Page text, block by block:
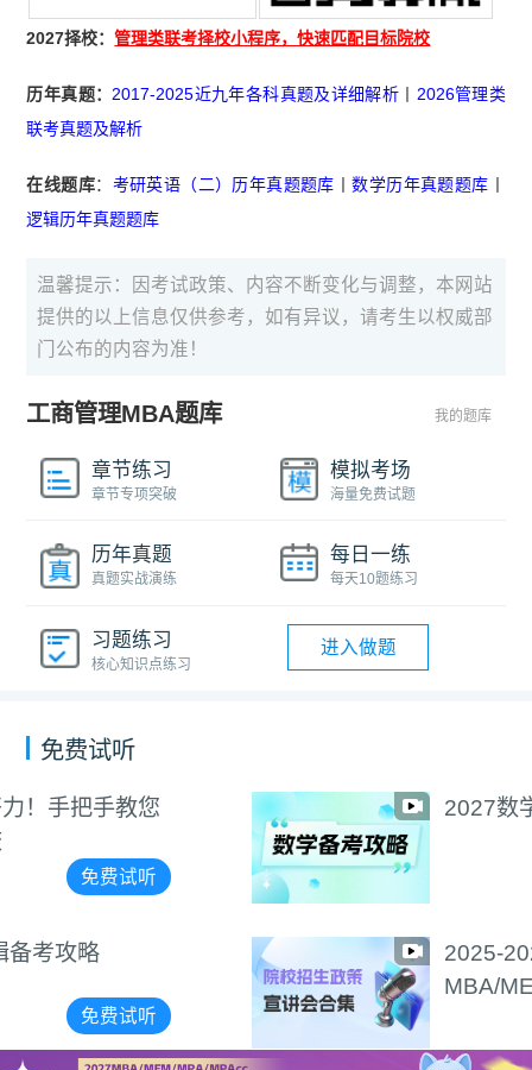
2027择校：管理类联考择校小程序，快速匹配目标院校
历年真题： 2017-2025近九年各科真题及详细解析
2026管理类
联考真题及解析
在线题库： 考研英语（二）历年真题题库 丨数学历年真题题库
逻辑历年真题题库
温馨提示：因考试政策、内容不断变化与调整，本网站
提供的以上信息仅供参考，如有异议，请考生以权威部
门公布的内容为准！
工商管理MBA题库 我的题库
章节练习
章节专项突破
模拟考场
海量免费试题
历年真题
真题实战演练
每日一练
每天10题练习
习题练习
核心知识点练习
进入做题
免费试听
2027数学备考攻略
免费试听
2025-2027希赛
MBA/MEM院校招生政策
宣讲会合集
免费试听